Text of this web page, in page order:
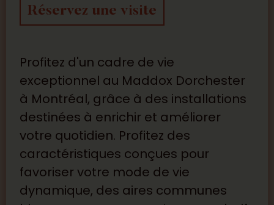
Réservez une visite
Profitez d'un cadre de vie
exceptionnel au Maddox Dorchester
à Montréal, grâce à des installations
destinées à enrichir et améliorer
votre quotidien. Profitez des
caractéristiques conçues pour
favoriser votre mode de vie
dynamique, des aires communes